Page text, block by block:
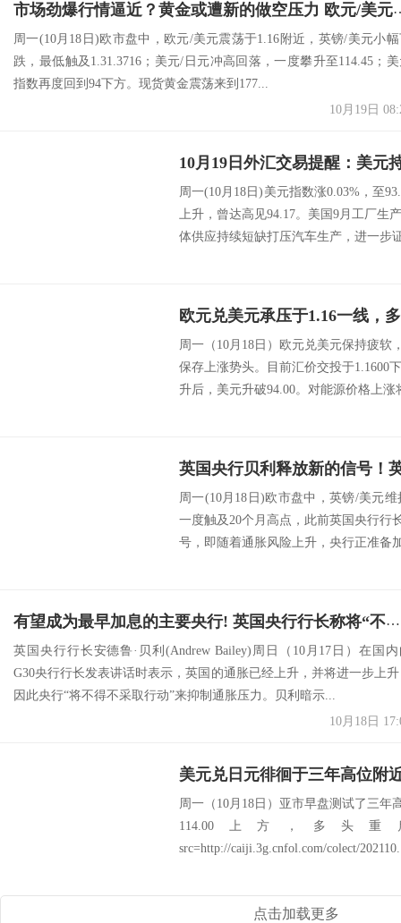
市场劲爆行情逼近？黄金或遭新的做空压力
周一(10月18日)欧市盘中，欧元/美元震荡于1.16附近，英镑/美元小
跌，最低触及1.31.3716；美元/日元冲高回落，一度攀升至114.45；
指数再度回到94下方。现货黄金震荡来到177...
10月19日
周一(10月18日)美元指数涨0.03%，至
上升，曾达高见94.17。美国9月工厂生
体供应持续短缺打压汽车生产，进一步
欧元兑美元承压于1.16一线，
周一（10月18日）欧元兑美元保持疲软
保存上涨势头。目前汇价交投于1.1600
升后，美元升破94.00。对能源价格上
周一(10月18日)欧市盘中，英镑/美元
一度触及20个月高点，此前英国央行行
号，即随着通胀风险上升，央行正准备
有望成为最早加息的主要央行! 英国央行行长称将“不得不”采取行动抑制通胀
英国央行行长安德鲁·贝利(Andrew Bailey)周日（10月17日）在国内
G30央行行长发表讲话时表示，英国的通胀已经上升，并将进一步上
因此央行“将不得不采取行动”来抑制通胀压力。贝利暗示...
10月18日
美元兑日元徘徊于三年高位附
周一（10月18日）亚市早盘测试了三年
114.00上方，多头
src=http://caiji.3g.cnfol.com/colect/
点击加载更多